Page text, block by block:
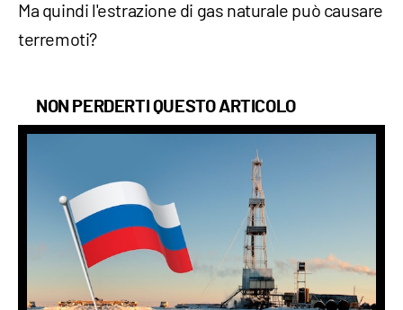
Ma quindi l'estrazione di gas naturale può causare
terremoti?
NON PERDERTI QUESTO ARTICOLO